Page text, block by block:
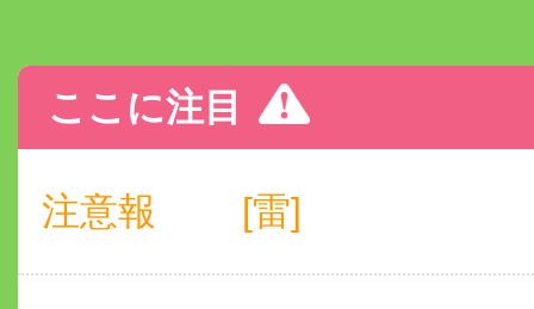
ここに注目
注意報 [雷]